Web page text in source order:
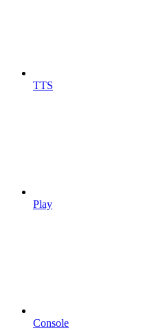
TTS
Play
Console